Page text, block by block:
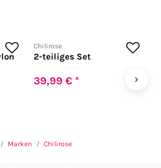
Chilirose
2-teiliges Set
39,99 € * ›
Marken Chilirose